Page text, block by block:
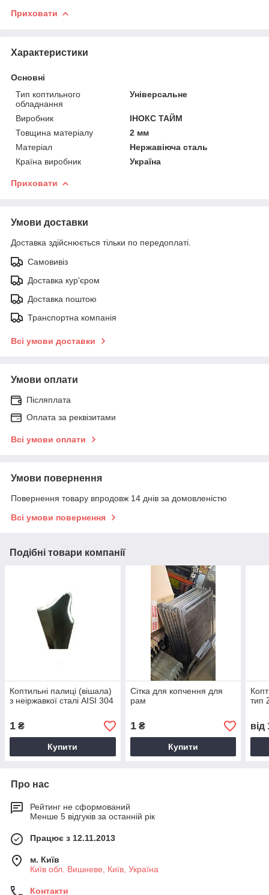
Приховати
Характеристики
Основні
Тип коптильного
обладнання
Універсальне
Виробник
ІНОКС ТАЙМ
Товщина матеріалу
2 мм
Матеріал
Нержавіюча сталь
Країна виробник
Україна
Приховати
Умови доставки
Доставка здійснюється тільки по передоплаті.
Самовивіз
Доставка кур'єром
Доставка поштою
Транспортна компанія
Всі умови доставки
Умови оплати
Післяплата
Оплата за реквізитами
Всі умови оплати
Умови повернення
Повернення товару впродовж 14 днів за домовленістю
Всі умови повернення
Подібні товари компанії
Коптильні палиці (вішала)
з неіржавкої сталі AISI 304
1 ₴
Купити
Сітка для копчення для
рам
1₴
Купити
тип
від
Про нас
Рейтинг не сформований
Менше 5 відгуків за останній рік
Працює з 12.11.2013
м. Київ
Київ обл. Вишневе, Київ, Україна
Контакти